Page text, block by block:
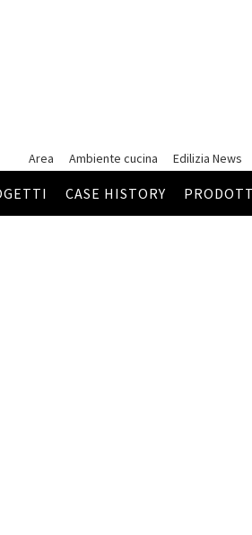
Area
Ambiente cucina Edilizia News
CASE HISTORY